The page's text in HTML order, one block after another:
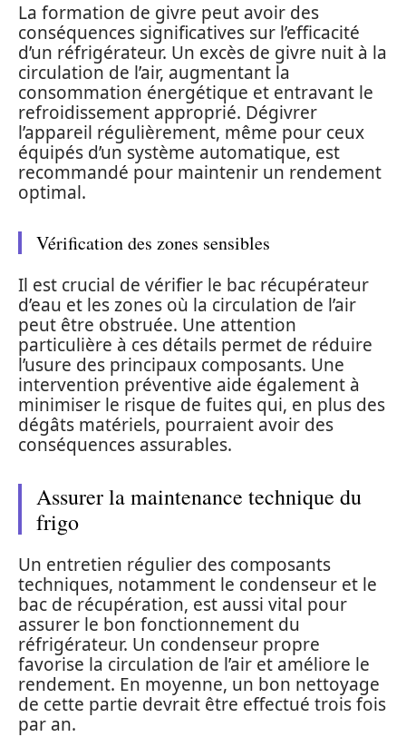
La formation de givre peut avoir des
conséquences significatives sur l’efficacité
d’un réfrigérateur. Un excès de givre nuit à la
circulation de l’air, augmentant la
consommation énergétique et entravant le
refroidissement approprié. Dégivrer
l’appareil régulièrement, même pour ceux
équipés d’un système automatique, est
recommandé pour maintenir un rendement
optimal.
Vérification des zones sensibles
Il est crucial de vérifier le bac récupérateur
d’eau et les zones où la circulation de l’air
peut être obstruée. Une attention
particulière à ces détails permet de réduire
l’usure des principaux composants. Une
intervention préventive aide également à
minimiser le risque de fuites qui, en plus des
dégâts matériels, pourraient avoir des
conséquences assurables.
Assurer la maintenance technique du
frigo
Un entretien régulier des composants
techniques, notamment le condenseur et le
bac de récupération, est aussi vital pour
assurer le bon fonctionnement du
réfrigérateur. Un condenseur propre
favorise la circulation de l’air et améliore le
rendement. En moyenne, un bon nettoyage
de cette partie devrait être effectué trois fois
par an.